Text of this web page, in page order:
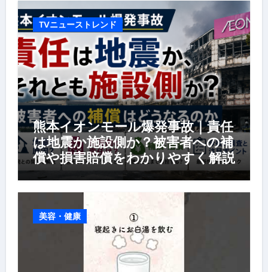
TVニューストレンド
熊本イオンモール爆発事故｜責任
は地震か施設側か？被害者への補
償や損害賠償をわかりやすく解説
美容・健康